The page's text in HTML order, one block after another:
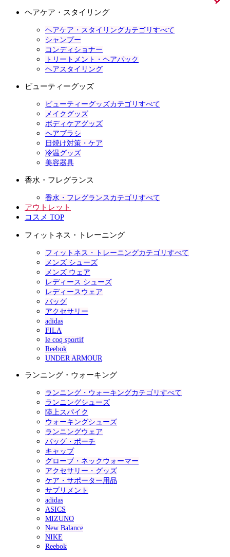
ヘアケア・スタイリング
ヘアケア・スタイリングカテゴリすべて
シャンプー
コンディショナー
トリートメント・ヘアパック
ヘアスタイリング
ビューティーグッズ
ビューティーグッズカテゴリすべて
メイクグッズ
ボディケアグッズ
ヘアブラシ
日焼け対策・ケア
冷温グッズ
美容器具
香水・フレグランス
香水・フレグランスカテゴリすべて
アウトレット
コスメ TOP
フィットネス・トレーニング
フィットネス・トレーニングカテゴリすべて
メンズ シューズ
メンズ ウェア
レディース シューズ
レディースウェア
バッグ
アクセサリー
adidas
FILA
le coq sportif
Reebok
UNDER ARMOUR
ランニング・ウォーキング
ランニング・ウォーキングカテゴリすべて
ランニングシューズ
陸上スパイク
ウォーキングシューズ
ランニングウェア
バッグ・ポーチ
キャップ
グローブ・ネックウォーマー
アクセサリー・グッズ
ケア・サポーター用品
サプリメント
adidas
ASICS
MIZUNO
New Balance
NIKE
Reebok